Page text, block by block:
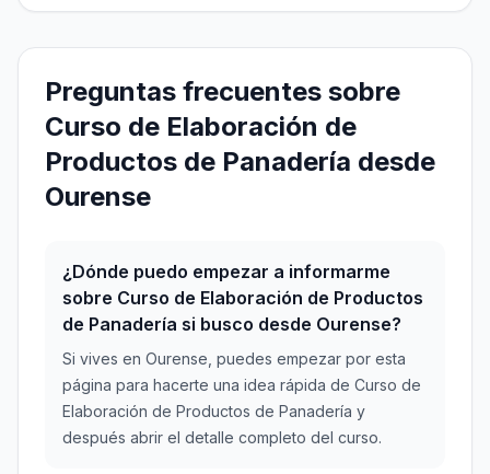
Preguntas frecuentes sobre
Curso de Elaboración de
Productos de Panadería desde
Ourense
¿Dónde puedo empezar a informarme
sobre Curso de Elaboración de Productos
de Panadería si busco desde Ourense?
Si vives en Ourense, puedes empezar por esta
página para hacerte una idea rápida de Curso de
Elaboración de Productos de Panadería y
después abrir el detalle completo del curso.